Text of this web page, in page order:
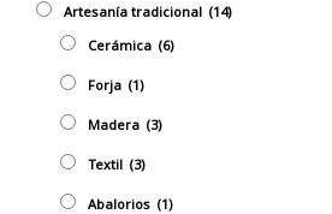
Artesaní­a tradicional (14)
Cerámica (6)
Forja (1)
Madera (3)
Textil (3)
Abalorios (1)